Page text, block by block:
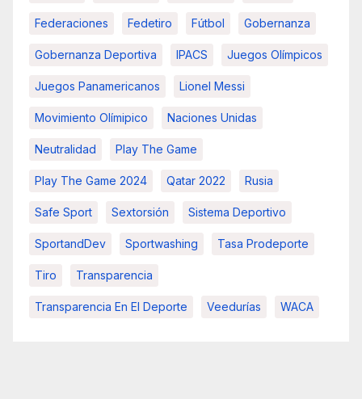
Federaciones Fedetiro Fútbol Gobernanza
Gobernanza Deportiva IPACS Juegos Olímpicos
Juegos Panamericanos Lionel Messi
Movimiento Olímipico Naciones Unidas
Neutralidad Play The Game
Play The Game 2024 Qatar 2022 Rusia
Safe Sport Sextorsión Sistema Deportivo
SportandDev Sportwashing Tasa Prodeporte
Tiro Transparencia
Transparencia En El Deporte Veedurías WACA